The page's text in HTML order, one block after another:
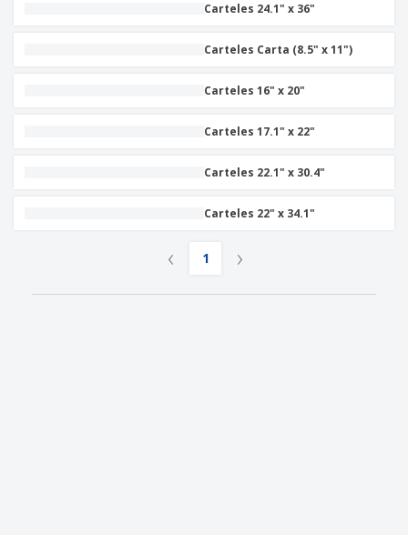
Carteles 24.1" x 36"
Carteles Carta (8.5" x 11")
Carteles 16" x 20"
Carteles 17.1" x 22"
Carteles 22.1" x 30.4"
Carteles 22" x 34.1"
‹ 1 ›